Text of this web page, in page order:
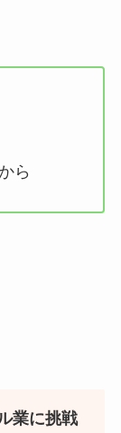
ら
業に挑戦